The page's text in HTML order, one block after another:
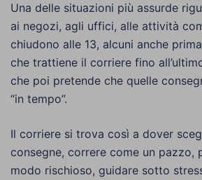
Una delle situazioni più assurde
ai negozi, agli uffici, alle attività
chiudono alle 13, alcuni anche
che trattiene il corriere fino
che poi pretende che quelle
“in tempo”.
Il corriere si trova così a dover
consegne, correre come un pazzo,
modo rischioso, guidare sotto